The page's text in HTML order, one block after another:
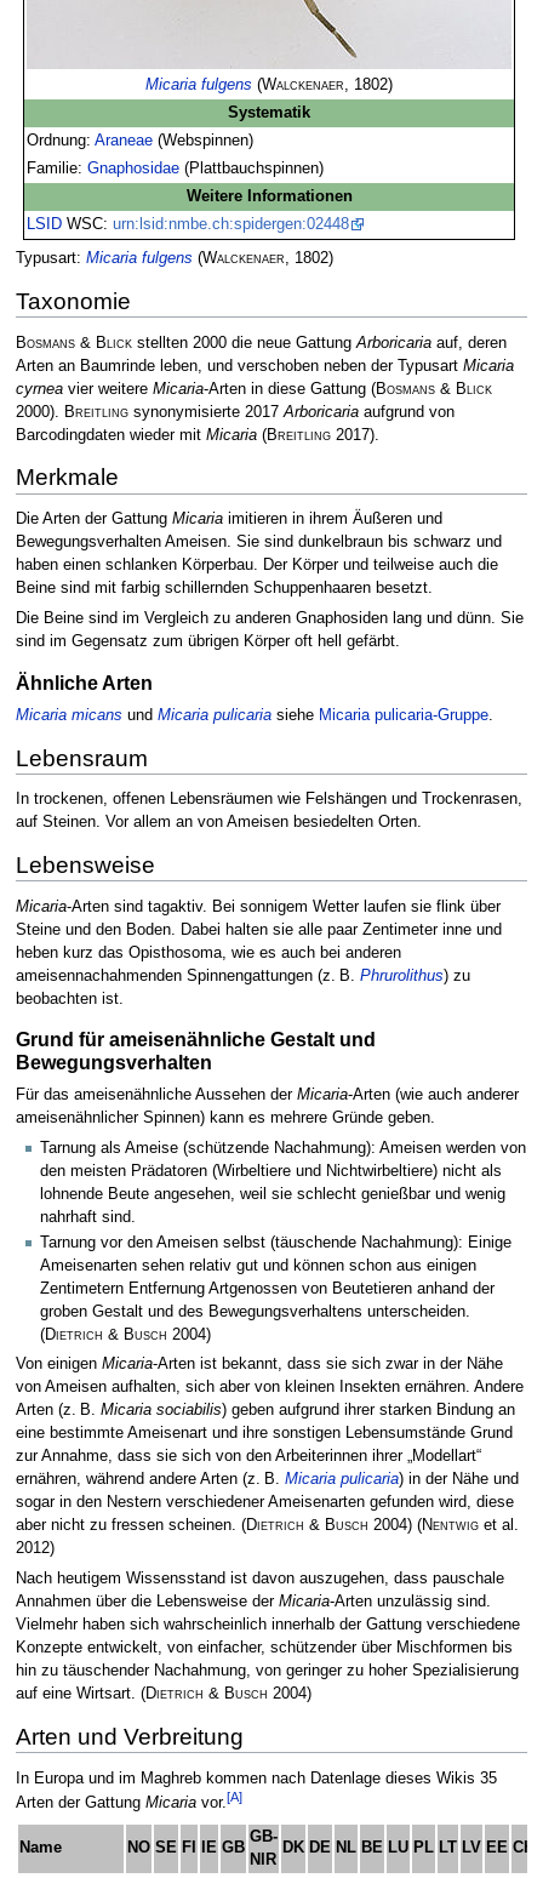
Micaria fulgens (Walckenaer , 1802)
Systematik
Ordnung:Araneae (Webspinnen)
Familie:Gnaphosidae (Plattbauchspinnen)
Weitere Informationen
LSID WSC:urn:lsid:nmbe.ch:spidergen:02448
Typusart: Micaria fulgens (Walckenaer, 1802)
Taxonomie
Bosmans & Blickstellten 2000 die neue Gattung Arboricariaauf, deren
Arten an Baumrinde leben, und verschoben neben der Typusart Micaria
cyrneavier weitere Micaria-Arten in diese Gattung (Bosmans & Blick
2000). Breitlingsynonymisierte 2017 Arboricariaaufgrund von
Barcodingdaten wieder mit Micaria (Breitling2017).
Merkmale
Die Arten der Gattung Micariaimitieren in ihrem Äußeren und
Bewegungsverhalten Ameisen. Sie sind dunkelbraun bis schwarz und
haben einen schlanken Körperbau. Der Körper und teilweise auch die
Beine sind mit farbig schillernden Schuppenhaaren besetzt.
Die Beine sind im Vergleich zu anderen Gnaphosiden lang und dünn. Sie
sind im Gegensatz zum übrigen Körper oft hell gefärbt.
Ähnliche Arten
Micaria micans und Micaria pulicariasiehe Micaria pulicaria-Gruppe.
Lebensraum
In trockenen, offenen Lebensräumen wie Felshängen und Trockenrasen,
auf Steinen. Vor allem an von Ameisen besiedelten Orten.
Lebensweise
Micaria-Arten sind tagaktiv. Bei sonnigem Wetter laufen sie flink über
Steine und den Boden. Dabei halten sie alle paar Zentimeter inne und
heben kurz das Opisthosoma, wie es auch bei anderen
ameisennachahmenden Spinnengattungen (z. B. Phrurolithus) zu
beobachten ist.
Grund für ameisenähnliche Gestalt und
Bewegungsverhalten
Für das ameisenähnliche Aussehen der Micaria-Arten (wie auch anderer
ameisenähnlicher Spinnen) kann es mehrere Gründe geben.
Tarnung als Ameise (schützende Nachahmung): Ameisen werden von
den meisten Prädatoren (Wirbeltiere und Nichtwirbeltiere) nicht als
lohnende Beute angesehen, weil sie schlecht genießbar und wenig
nahrhaft sind.
Tarnung vor den Ameisen selbst (täuschende Nachahmung): Einige
Ameisenarten sehen relativ gut und können schon aus einigen
Zentimetern Entfernung Artgenossen von Beutetieren anhand der
groben Gestalt und des Bewegungsverhaltens unterscheiden.
(Dietrich & Busch 2004)
Von einigen Micaria-Arten ist bekannt, dass sie sich zwar in der Nähe
von Ameisen aufhalten, sich aber von kleinen Insekten ernähren. Andere
Arten (z. B. Micaria sociabilis) geben aufgrund ihrer starken Bindung an
eine bestimmte Ameisenart und ihre sonstigen Lebensumstände Grund
zur Annahme, dass sie sich von den Arbeiterinnen ihrer „Modellart“
ernähren, während andere Arten (z. B. Micaria pulicaria) in der Nähe und
sogar in den Nestern verschiedener Ameisenarten gefunden wird, diese
aber nicht zu fressen scheinen. (Dietrich & Busch 2004) (Nentwiget al.
2012)
Nach heutigem Wissensstand ist davon auszugehen, dass pauschale
Annahmen über die Lebensweise der Micaria-Arten unzulässig sind.
Vielmehr haben sich wahrscheinlich innerhalb der Gattung verschiedene
Konzepte entwickelt, von einfacher, schützender über Mischformen bis
hin zu täuschender Nachahmung, von geringer zu hoher Spezialisierung
auf eine Wirtsart. (Dietrich & Busch 2004)
Arten und Verbreitung
In Europa und im Maghreb kommen nach Datenlage dieses Wikis 35
Arten der Gattung Micariavor.[A]
Name NO SE FI IE GB
GB-
NIR
DK DE NL BE LU PL LT LV EE CH